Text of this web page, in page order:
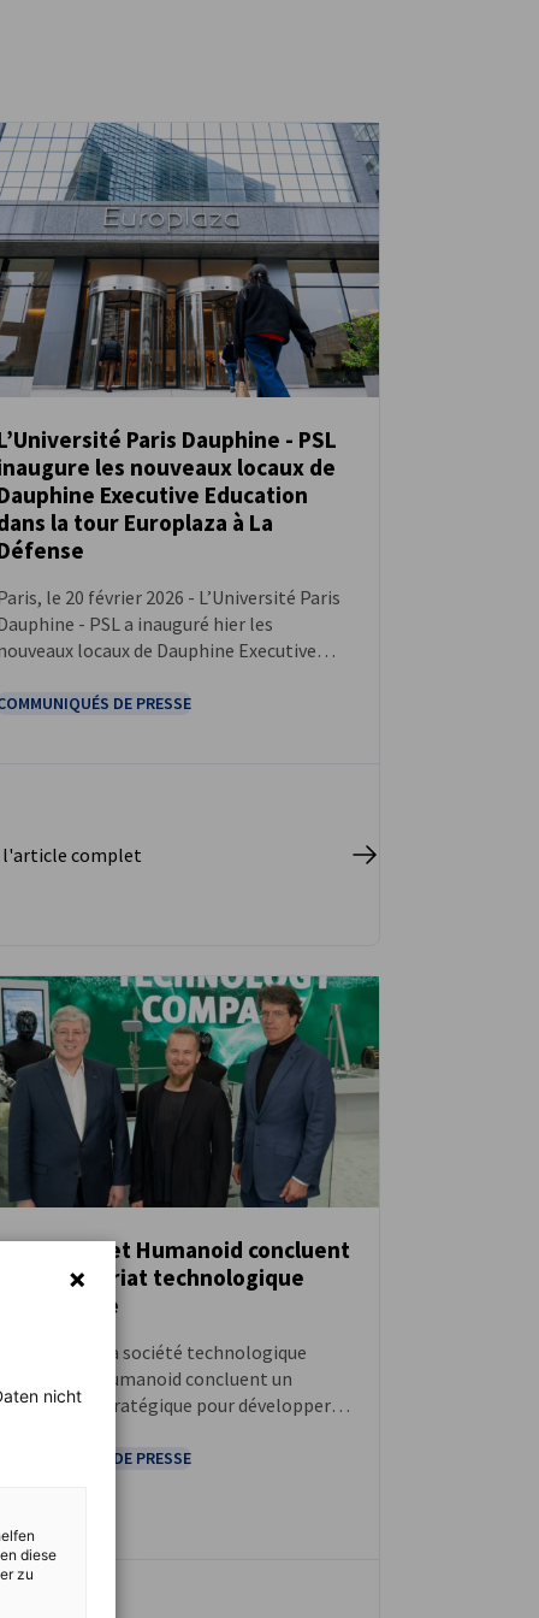
ACTUALITÉS
Paris Dauphine - PSL
les nouveaux locaux de
Executive Education
la tour Europlaza à La
le 20 février 2026 - L’Université Paris
- PSL a inauguré hier les
locaux de Dauphine Executive
dans la tour Europlaza à La
DE PRESSE
l'article complet
et Humanoid concluent
un partenariat technologique
stratégique
Schaeffler et la société technologique
britannique Humanoid concluent un
stratégique pour développer
robots humanoïdes
COMMUNIQUÉS DE PRESSE
nicht
diese
zu